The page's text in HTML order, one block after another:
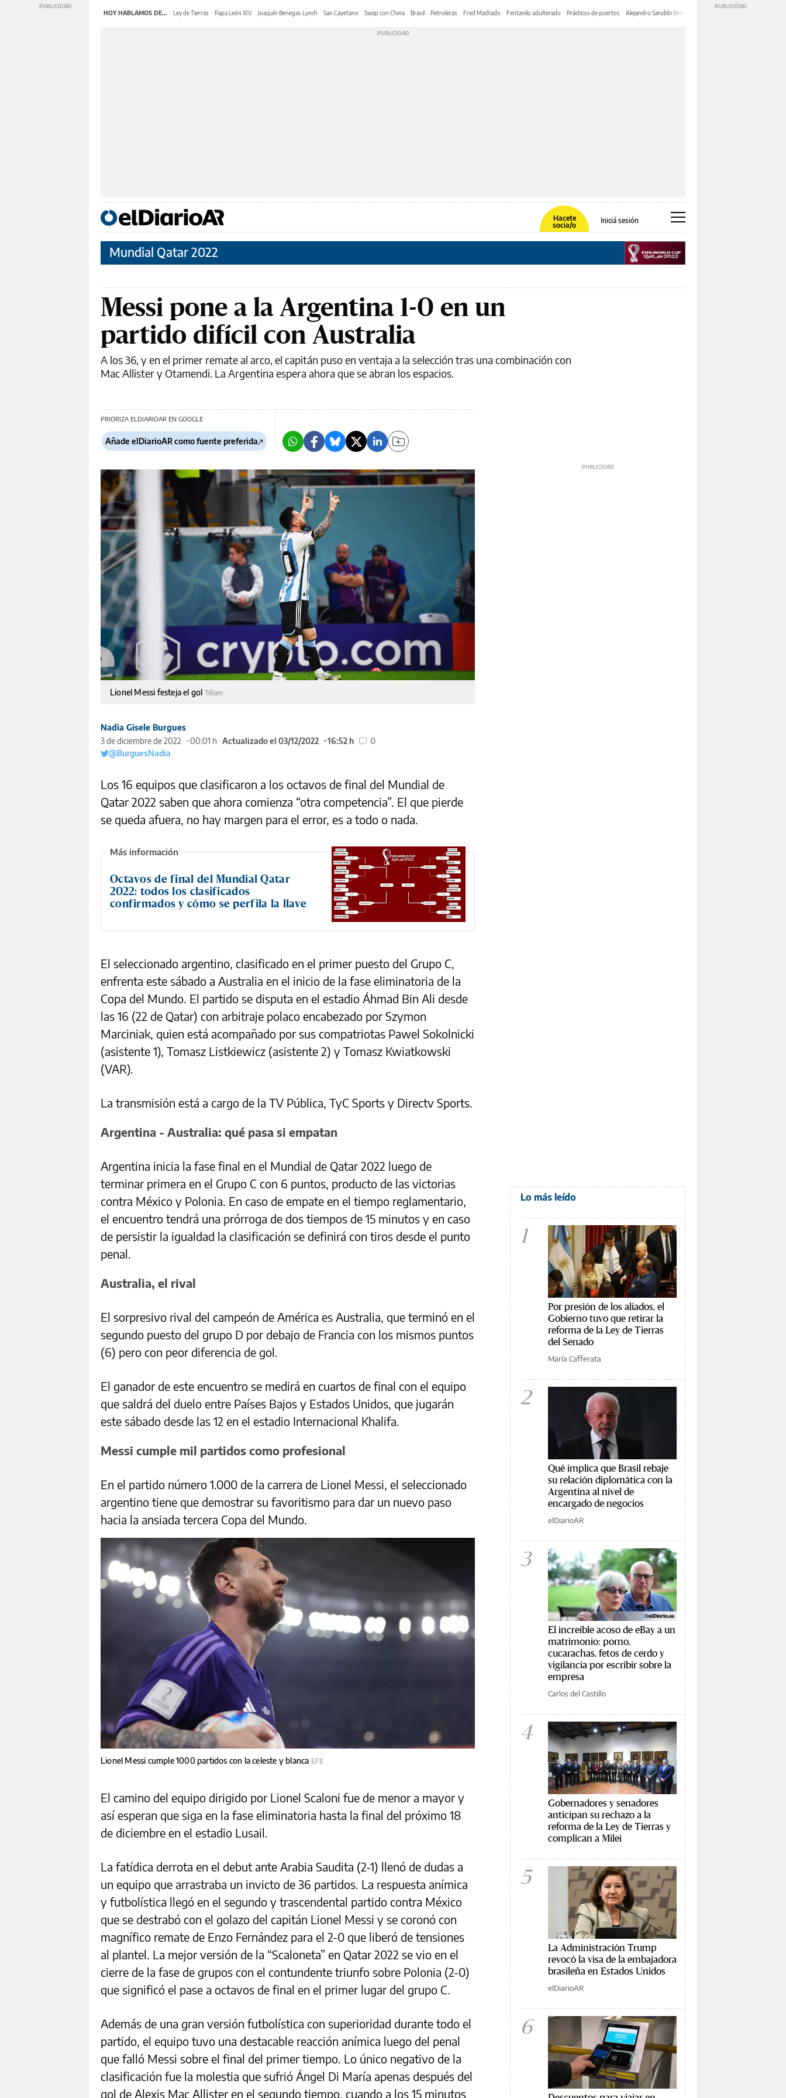
HOY HABLAMOS DE... Ley de Tierras Papa León XIV Joaquín Benegas Lynch San Cayetano Swap con China Brasil Petroleras Fred Machado Fentanilo adulterado Prácticos de puertos Alejandro Sarubbi Benítez
Hacete
socia/o
Iniciá sesión
Mundial Qatar 2022
Messi pone a la Argentina 1-0 en un
partido difícil con Australia
A los 36, y en el primer remate al arco, el capitán puso en ventaja a la selección tras una combinación con
Mac Allister y Otamendi. La Argentina espera ahora que se abran los espacios.
PRIORIZA ELDIARIOAR EN GOOGLE
Añade elDiarioAR como fuente preferida
Lionel Messi festeja el gol Télam
Nadia Gisele Burgues
3 de diciembre de 2022
00:01 h Actualizado el 03/12/2022 16:52 h
0
@BurguesNadia
Los 16 equipos que clasificaron a los octavos de final del Mundial de
Qatar 2022 saben que ahora comienza “otra competencia”. El que pierde
se queda afuera, no hay margen para el error, es a todo o nada.
Octavos de final del Mundial Qatar
2022: todos los clasificados
confirmados y cómo se perfila la llave
El seleccionado argentino, clasificado en el primer puesto del Grupo C,
enfrenta este sábado a Australia en el inicio de la fase eliminatoria de la
Copa del Mundo. El partido se disputa en el estadio Áhmad Bin Ali desde
las 16 (22 de Qatar) con arbitraje polaco encabezado por Szymon
Marciniak, quien está acompañado por sus compatriotas Pawel Sokolnicki
(asistente 1), Tomasz Listkiewicz (asistente 2) y Tomasz Kwiatkowski
(VAR).
La transmisión está a cargo de la TV Pública, TyC Sports y Directv Sports.
Argentina - Australia: qué pasa si empatan
Argentina inicia la fase final en el Mundial de Qatar 2022 luego de
terminar primera en el Grupo C con 6 puntos, producto de las victorias
contra México y Polonia. En caso de empate en el tiempo reglamentario,
el encuentro tendrá una prórroga de dos tiempos de 15 minutos y en caso
de persistir la igualdad la clasificación se definirá con tiros desde el punto
penal.
Australia, el rival
El sorpresivo rival del campeón de América es Australia, que terminó en el
segundo puesto del grupo D por debajo de Francia con los mismos puntos
(6) pero con peor diferencia de gol.
El ganador de este encuentro se medirá en cuartos de final con el equipo
que saldrá del duelo entre Países Bajos y Estados Unidos, que jugarán
este sábado desde las 12 en el estadio Internacional Khalifa.
Messi cumple mil partidos como profesional
En el partido número 1.000 de la carrera de Lionel Messi, el seleccionado
argentino tiene que demostrar su favoritismo para dar un nuevo paso
hacia la ansiada tercera Copa del Mundo.
Lionel Messi cumple 1000 partidos con la celeste y blanca EFE
El camino del equipo dirigido por Lionel Scaloni fue de menor a mayor y
así esperan que siga en la fase eliminatoria hasta la final del próximo 18
de diciembre en el estadio Lusail.
La fatídica derrota en el debut ante Arabia Saudita (2-1) llenó de dudas a
un equipo que arrastraba un invicto de 36 partidos. La respuesta anímica
y futbolística llegó en el segundo y trascendental partido contra México
que se destrabó con el golazo del capitán Lionel Messi y se coronó con
magnífico remate de Enzo Fernández para el 2-0 que liberó de tensiones
al plantel. La mejor versión de la “Scaloneta” en Qatar 2022 se vio en el
cierre de la fase de grupos con el contundente triunfo sobre Polonia (2-0)
que significó el pase a octavos de final en el primer lugar del grupo C.
Además de una gran versión futbolística con superioridad durante todo el
partido, el equipo tuvo una destacable reacción anímica luego del penal
que falló Messi sobre el final del primer tiempo. Lo único negativo de la
clasificación fue la molestia que sufrió Ángel Di María apenas después del
gol de Alexis Mac Allister en el segundo tiempo, cuando a los 15 minutos
Lo más leído
1
Por presión de los aliados, el
Gobierno tuvo que retirar la
reforma de la Ley de Tierras
del Senado
María Cafferata
2
Qué implica que Brasil rebaje
su relación diplomática con la
Argentina al nivel de
encargado de negocios
elDiarioAR
3
El increíble acoso de eBay a un
matrimonio: porno,
cucarachas, fetos de cerdo y
vigilancia por escribir sobre la
empresa
Carlos del Castillo
4
Gobernadores y senadores
anticipan su rechazo a la
reforma de la Ley de Tierras y
complican a Milei
5
La Administración Trump
revocó la visa de la embajadora
brasileña en Estados Unidos
elDiarioAR
6